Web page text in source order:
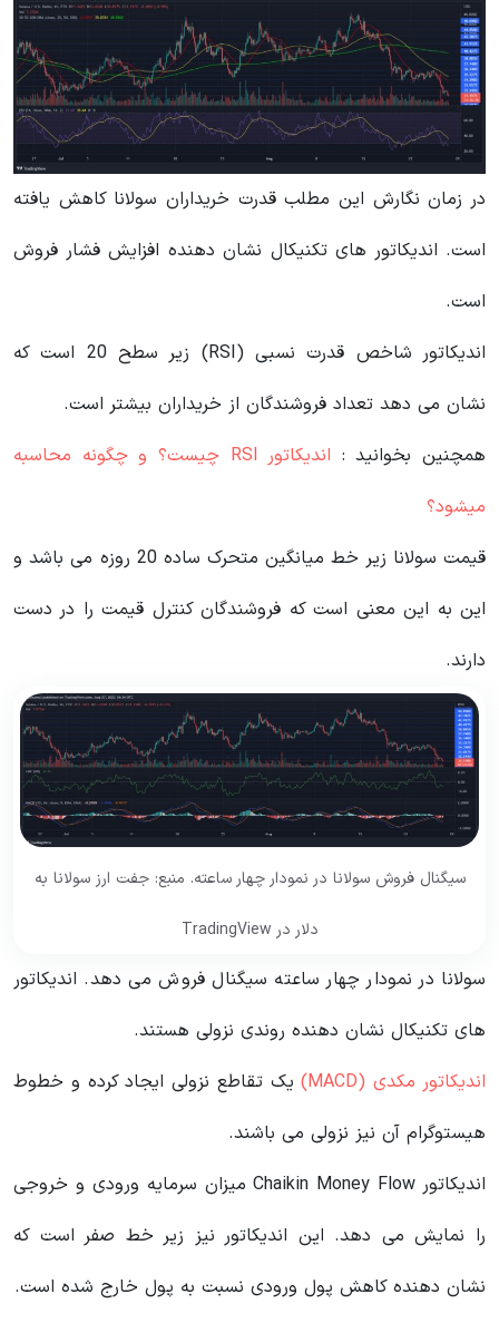
در زمان نگارش این مطلب قدرت خریداران سولانا کاهش یافته
است. اندیکاتور های تکنیکال نشان دهنده افزایش فشار فروش
است.
اندیکاتور شاخص قدرت نسبی (RSI) زیر سطح 20 است که
نشان می دهد تعداد فروشندگان از خریداران بیشتر است.
همچنین بخوانید :
اندیکاتور RSI‌ چیست؟ و چگونه محاسبه
میشود؟
قیمت سولانا زیر خط میانگین متحرک ساده 20 روزه می باشد و
این به این معنی است که فروشندگان کنترل قیمت را در دست
دارند.
سیگنال فروش سولانا در نمودار چهار ساعته. منبع: جفت ارز سولانا به
دلار در TradingView
سولانا در نمودار چهار ساعته سیگنال فروش می دهد. اندیکاتور
های تکنیکال نشان دهنده روندی نزولی هستند.
اندیکاتور مکدی (MACD)
یک تقاطع نزولی ایجاد کرده و خطوط
هیستوگرام آن نیز نزولی می باشند.
اندیکاتور Chaikin Money Flow میزان سرمایه ورودی و خروجی
را نمایش می دهد. این اندیکاتور نیز زیر خط صفر است که
نشان دهنده کاهش پول ورودی نسبت به پول خارج شده است.